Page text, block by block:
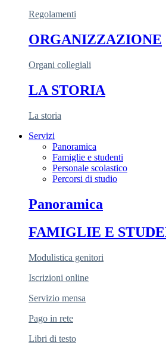
Regolamenti
ORGANIZZAZIONE
Organi collegiali
LA STORIA
La storia
Servizi
Panoramica
Famiglie e studenti
Personale scolastico
Percorsi di studio
Panoramica
FAMIGLIE E
Modulistica genitori
Iscrizioni online
Servizio mensa
Pago in rete
Libri di testo